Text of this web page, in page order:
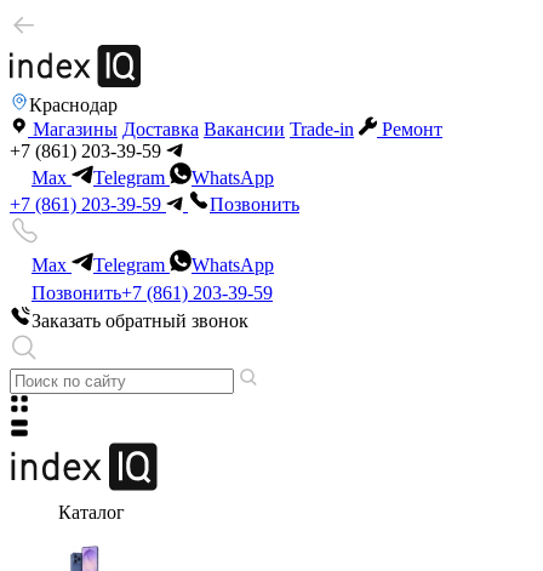
Краснодар
Магазины Доставка Вакансии Trade-in
Ремонт
+7 (861) 203-39-59
Max
Telegram
WhatsApp
+7 (861) 203-39-59
Позвонить
Max Telegram
WhatsApp
Позвонить+7 (861) 203-39-59
Заказать обратный звонок
Каталог